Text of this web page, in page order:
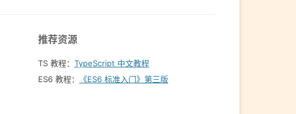
推荐资源
TS 教程： TypeScript 中文教程
ES6 教程：
《ES6 标准入门》第三版